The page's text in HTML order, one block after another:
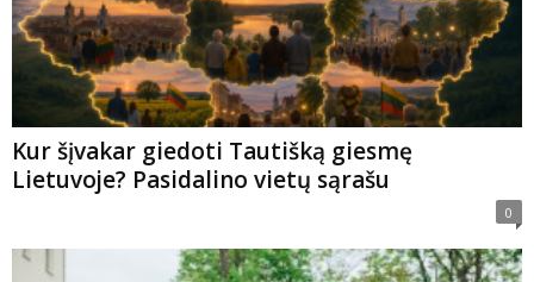
Kur šįvakar giedoti Tautišką giesmę
Lietuvoje? Pasidalino vietų sąrašu
0